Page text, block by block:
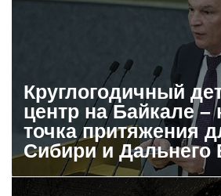
Круглогодичный
центр на Байкале –
точка притяжения
Сибири и Дальнего